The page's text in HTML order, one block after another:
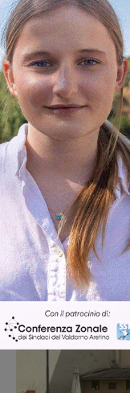
Cronaca 3 Agosto
Scomparso da
Fiorentino
Levane nel
Articolo precedente
Matassino si trasforma
dello Sport. Al via due
iniziative e divertimento
Ultime Notizie